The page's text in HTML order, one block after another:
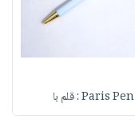
Paris Pen : قلم با